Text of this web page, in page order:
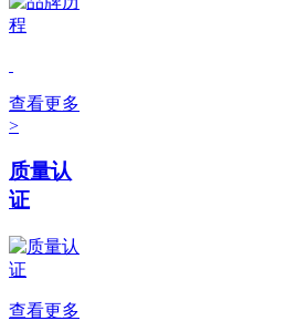
查看更多
>
质量认
证
查看更多